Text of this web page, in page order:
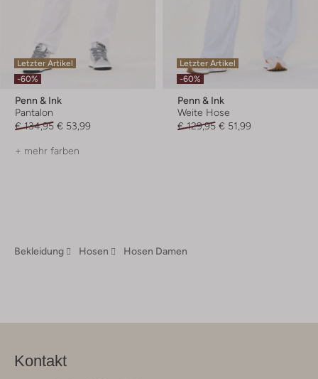
Letzter Artikel
-60%
Penn & Ink
Pantalon
€ 134,95 € 53,99
+ mehr farben
Letzter Artikel
-60%
Penn & Ink
Weite Hose
€ 129,95 € 51,99
Bekleidung Hosen Hosen Damen
Kontakt